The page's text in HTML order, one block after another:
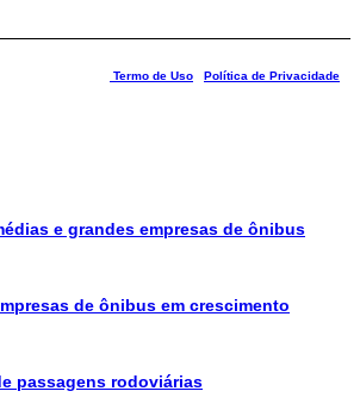
Termo de Uso
Política de Privacidade
e grandes empresas de ônibus
de ônibus em crescimento
passagens rodoviárias